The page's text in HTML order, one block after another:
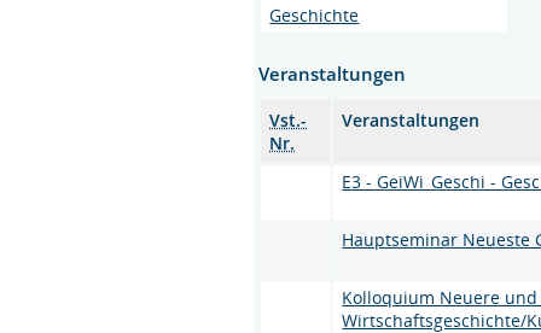
Geschichte
Veranstaltungen
Vst.-
Nr.
Veranstaltungen
E3 - GeiWi_Geschi -
Hauptseminar Neueste
Kolloquium Neuere
Wirtschaftsgeschichte/